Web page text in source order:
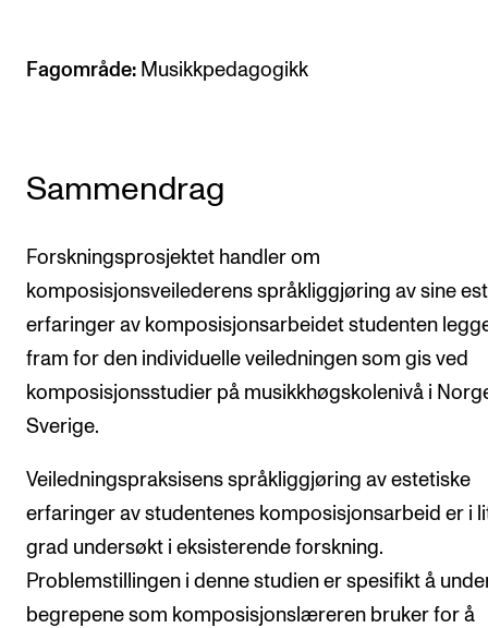
Om Norges musikkhøgskole
For ansatte og studenter
Fagområde: Musikkpedagogikk
Sammendrag
Forskningsprosjektet handler om
komposisjonsveilederens språkliggjøring av sine
erfaringer av komposisjonsarbeidet studenten
fram for den individuelle veiledningen som gis ved
komposisjonsstudier på musikkhøgskolenivå i
Sverige.
Veiledningspraksisens språkliggjøring av estetiske
erfaringer av studentenes komposisjonsarbeid er i
grad undersøkt i eksisterende forskning.
Problemstillingen i denne studien er spesifikt å
begrepene som komposisjonslæreren bruker for å